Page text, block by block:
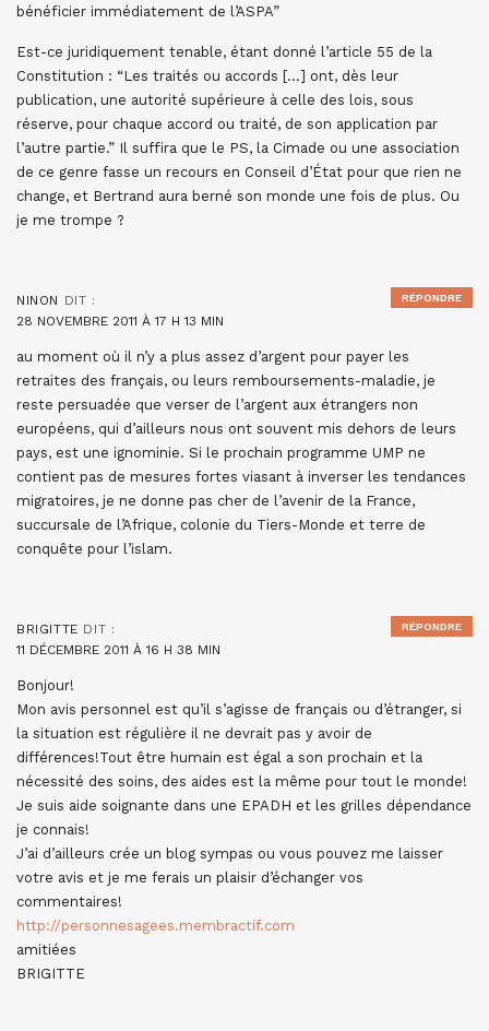
bénéficier immédiatement de l’ASPA”
Est-ce juridiquement tenable, étant donné l’article 55 de la
Constitution : “Les traités ou accords […] ont, dès leur
publication, une autorité supérieure à celle des lois, sous
réserve, pour chaque accord ou traité, de son application par
l’autre partie.” Il suffira que le PS, la Cimade ou une association
de ce genre fasse un recours en Conseil d’État pour que rien ne
change, et Bertrand aura berné son monde une fois de plus. Ou
je me trompe ?
NINON DIT :
28 NOVEMBRE 2011 À 17 H 13 MIN
au moment où il n’y a plus assez d’argent pour payer les
retraites des français, ou leurs remboursements-maladie, je
reste persuadée que verser de l’argent aux étrangers non
européens, qui d’ailleurs nous ont souvent mis dehors de leurs
pays, est une ignominie. Si le prochain programme UMP ne
contient pas de mesures fortes viasant à inverser les tendances
migratoires, je ne donne pas cher de l’avenir de la France,
succursale de l’Afrique, colonie du Tiers-Monde et terre de
conquête pour l’islam.
RÉPONDRE
BRIGITTE DIT :
11 DÉCEMBRE 2011 À 16 H 38 MIN
Bonjour!
Mon avis personnel est qu’il s’agisse de français ou d’étranger, si
la situation est régulière il ne devrait pas y avoir de
différences!Tout être humain est égal a son prochain et la
nécessité des soins, des aides est la même pour tout le monde!
Je suis aide soignante dans une EPADH et les grilles dépendance
je connais!
J’ai d’ailleurs crée un blog sympas ou vous pouvez me laisser
votre avis et je me ferais un plaisir d’échanger vos
commentaires!
http://personnesagees.membractif.com
amitiées
BRIGITTE
RÉPONDRE